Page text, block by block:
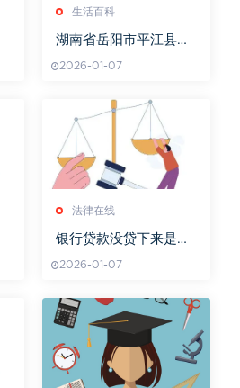
生活百科
湖南省岳阳市平江县旅
2026-01-07
法律在线
银行贷款没贷下来是违
2026-01-07